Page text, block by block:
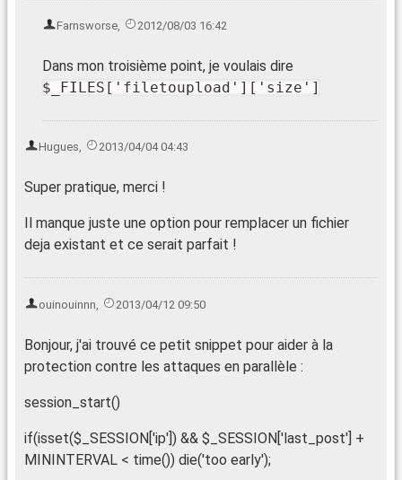
Farnsworse, 2012/08/03 16:42
Dans mon troisième point, je voulais dire
$_FILES['filetoupload']['size']
Hugues, 2013/04/04 04:43
Super pratique, merci !
Il manque juste une option pour remplacer un fichier
deja existant et ce serait parfait !
ouinouinnn 2013/04/12 09:50
Bonjour, j'ai trouvé ce petit snippet pour aider à la
protection contre les attaques en parallèle :
session_start()
if(isset($_SESSION['ip']) && $_SESSION['last_post'] +
MININTERVAL < time()) die('too early');